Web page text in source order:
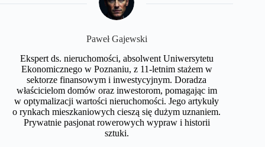
Paweł Gajewski
Ekspert ds. nieruchomości, absolwent Uniwersytetu
Ekonomicznego w Poznaniu, z 11-letnim stażem w
sektorze finansowym i inwestycyjnym. Doradza
właścicielom domów oraz inwestorom, pomagając im
w optymalizacji wartości nieruchomości. Jego artykuły
o rynkach mieszkaniowych cieszą się dużym uznaniem.
Prywatnie pasjonat rowerowych wypraw i historii
sztuki.